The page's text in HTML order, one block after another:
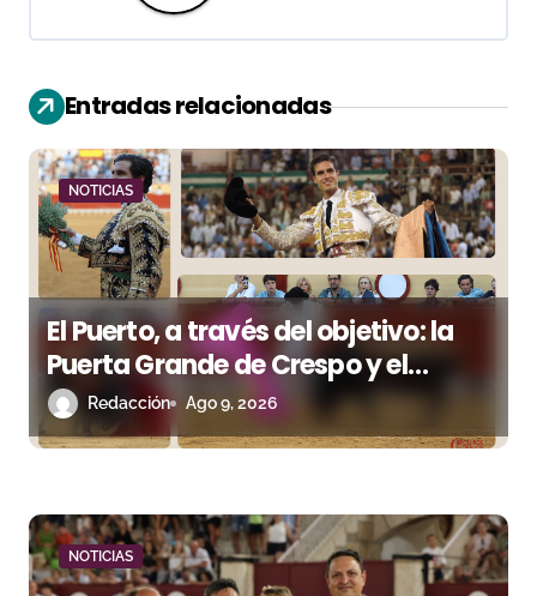
c
i
ó
n
d
e
e
n
t
a
d
Entradas relacionadas
NOTICIAS
El Puerto, a través del objetivo: la
Puerta Grande de Crespo y el
aroma de Morante
Redacción Ago 9, 2026
NOTICIAS